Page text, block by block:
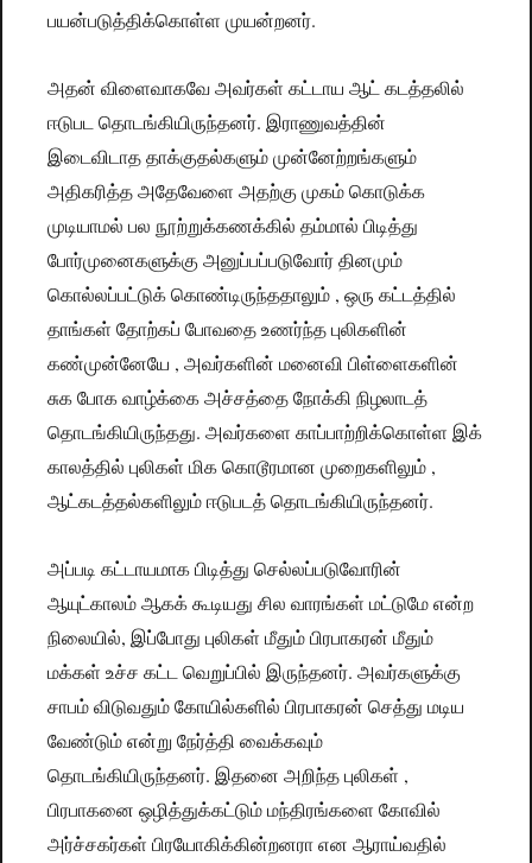
பயன்படுத்திக்கொள்ள முயன்றனர்.
அதன் விளைவாகவே அவர்கள் கட்டாய ஆட் கடத்தலில்
ஈடுபட தொடங்கியிருந்தனர்.இராணுவத்தின்
இடைவிடாத தாக்குதல்களும் முன்னேற்றங்களும்
அதிகரித்த அதேவேளை அதற்கு முகம் கொடுக்க
முடியாமல் பல நூற்றுக்கணக்கில் தம்மால் பிடித்து
போர்முனைகளுக்கு அனுப்பப்படுவோர் தினமும்
கொல்லப்பட்டுக் கொண்டிருந்ததாலும் ,ஒரு கட்டத்தில்
தாங்கள் தோற்கப் போவதை உணர்ந்த புலிகளின்
கண்முன்னேயே ,அவர்களின் மனைவி பிள்ளைகளின்
சுக போக வாழ்க்கை அச்சத்தை நோக்கி நிழலாடத்
தொடங்கியிருந்தது.அவர்களை காப்பாற்றிக்கொள்ள இக்
காலத்தில் புலிகள் மிக கொடூரமான முறைகளிலும் ,
ஆட்கடத்தல்களிலும் ஈடுபடத் தொடங்கியிருந்தனர்.
அப்படி கட்டாயமாக பிடித்து செல்லப்படுவோரின்
ஆயுட்காலம் ஆகக் கூடியது சில வாரங்கள் மட்டுமே என்ற
நிலையில்,இப்போது புலிகள் மீதும் பிரபாகரன் மீதும்
மக்கள் உச்ச கட்ட வெறுப்பில் இருந்தனர்.அவர்களுக்கு
சாபம் விடுவதும் கோயில்களில் பிரபாகரன் செத்து மடிய
வேண்டும் என்று நேர்த்தி வைக்கவும்
தொடங்கியிருந்தனர்.இதனை அறிந்த புலிகள் ,
பிரபாகனை ஒழித்துக்கட்டும் மந்திரங்களை கோவில்
அர்ச்சகர்கள் பிரயோகிக்கின்றனரா என ஆராய்வதில்